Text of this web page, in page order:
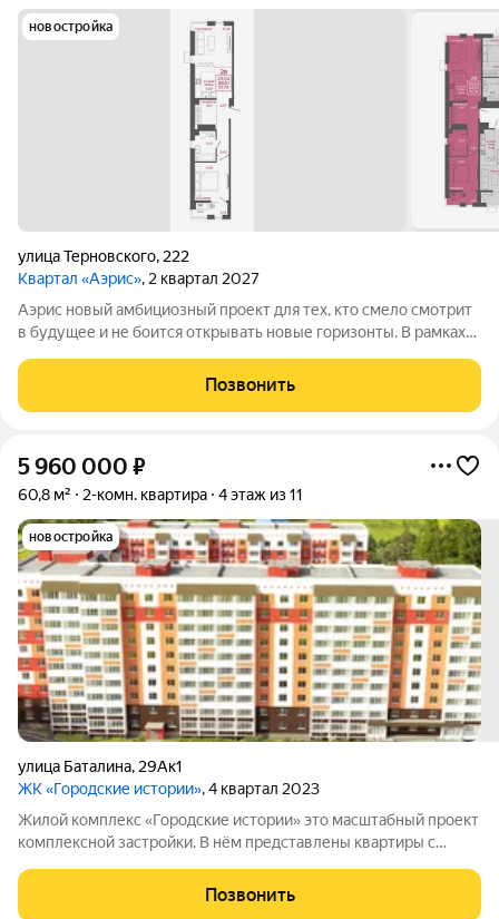
новостройка
улица Терновского, 222
Квартал «Аэрис», 2 квартал 2027
Аэрис новый амбициозный проект для тех, кто смело смотрит
в будущее и не боится открывать новые горизонты. В рамках
возведение двух 17-этажных подъездов. Всего проектом
предусмотрено еще 6
Позвонить
5 960 000 ₽
60,8 м² 2-комн. квартира 4 этаж из 11
новостройка
улица Баталина, 29Ак1
ЖК «Городские истории», 4 квартал 2023
Жилой комплекс «Городские истории» это масштабный проект
комплексной застройки. В нём представлены квартиры с
Территория вокруг комплекса благоустроена: там есть
детские и спортивные площадки,
Позвонить